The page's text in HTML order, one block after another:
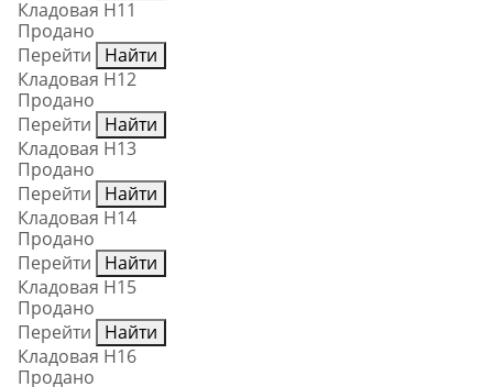
Кладовая Н11
Продано
Перейти
Найти
Кладовая Н12
Продано
Перейти
Найти
Кладовая Н13
Продано
Перейти
Найти
Кладовая Н14
Продано
Перейти
Найти
Кладовая Н15
Продано
Перейти
Найти
Кладовая Н16
Продано